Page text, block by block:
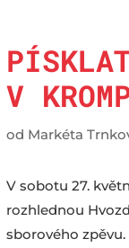
V
od Markéta
V sobotu 27.
rozhlednou
sborového